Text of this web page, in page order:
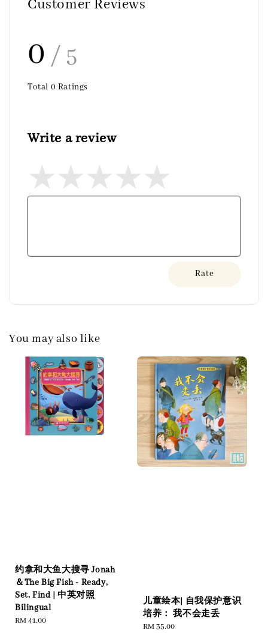
Customer Reviews
0 / 5
Total 0 Ratings
Write a review
Rate
You may also like
约拿和大鱼大搜寻 Jonah
＆The Big Fish - Ready,
Set, Find | 中英对照
Bilingual
Regular
RM 41.00
儿童绘本| 自我保护意识
培养： 我不会走丢
Regular
RM 35.00